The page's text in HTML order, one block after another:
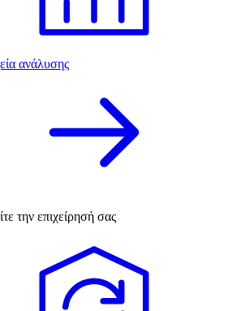
ανάλυσης
την επιχείρησή σας